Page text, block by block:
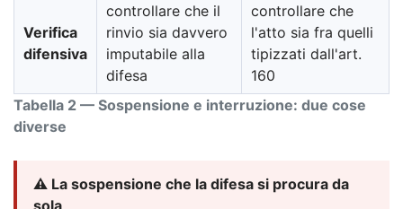
Tabella 2 — Sospensione e interruzione: due cose
diverse
Verifica
difensiva
controllare che il
rinvio sia davvero
imputabile alla
difesa
controllare che
l'atto sia fra quelli
tipizzati dall'art.
160
⚠️ La sospensione che la difesa si procura da
sola